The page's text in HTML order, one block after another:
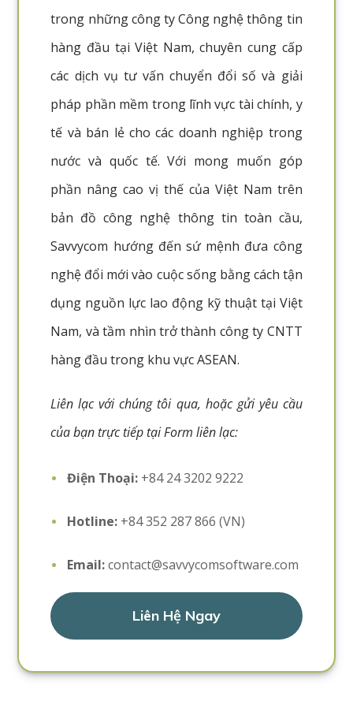
trong những công ty Công nghệ thông tin
hàng đầu tại Việt Nam, chuyên cung cấp
các dịch vụ tư vấn chuyển đổi số và giải
pháp phần mềm trong lĩnh vực tài chính, y
tế và bán lẻ cho các doanh nghiệp trong
nước và quốc tế. Với mong muốn góp
phần nâng cao vị thế của Việt Nam trên
bản đồ công nghệ thông tin toàn cầu,
Savvycom hướng đến sứ mệnh đưa công
nghệ đổi mới vào cuộc sống bằng cách tận
dụng nguồn lực lao động kỹ thuật tại Việt
Nam, và tầm nhìn trở thành công ty CNTT
hàng đầu trong khu vực ASEAN.
Liên lạc với chúng tôi qua, hoặc gửi yêu cầu
của bạn trực tiếp tại Form liên lạc:
Điện Thoại: +84 24 3202 9222
Hotline: +84 352 287 866 (VN)
Email: contact@savvycomsoftware.com
Liên Hệ Ngay